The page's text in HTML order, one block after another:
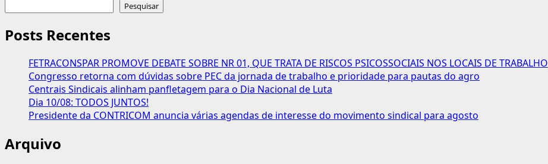
estuda
mudanças
no
saque-
aniversário
no
FGTS,
diz
Pesquisar
Posts Recentes
FETRACONSPAR PROMOVE DEBATE SOBRE NR 01, QUE TRATA DE RISCOS PSICOSSOCIAIS NOS LOCAIS DE TRABALHO
Congresso retorna com dúvidas sobre PEC da jornada de trabalho e prioridade para pautas do agro
Centrais Sindicais alinham panfletagem para o Dia Nacional de Luta
Dia 10/08: TODOS JUNTOS!
Presidente da CONTRICOM anuncia várias agendas de interesse do movimento sindical para agosto
Arquivo